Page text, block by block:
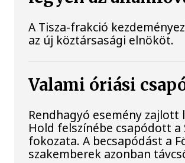
A Tisza-frakció
az új köztársasági elnököt.
Valami óriási
Rendhagyó esemény
Hold felszínébe csapódott a
fokozata. A becsapódást a
szakemberek azonban